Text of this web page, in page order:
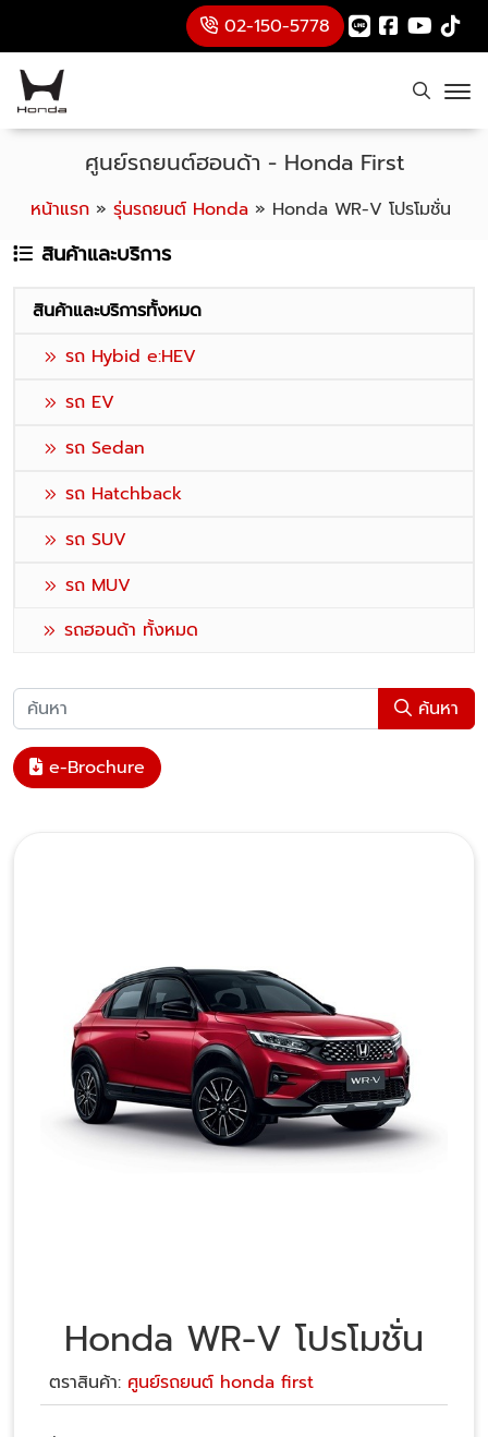
02-150-5778
หน้าแรก » รุ่นรถยนต์ Honda » Honda WR-V โปรโมชั่น
ศูนย์รถยนต์ฮอนด้า - Honda First
สินค้าและบริการ
สินค้าและบริการทั้งหมด
รถ Hybid e:HEV
รถ EV
รถ Sedan
รถ Hatchback
รถ SUV
รถ MUV
รถฮอนด้า ทั้งหมด
ค้นหา
e-Brochure
Honda WR-V โปรโมชั่น
ตราสินค้า: ศูนย์รถยนต์ honda first